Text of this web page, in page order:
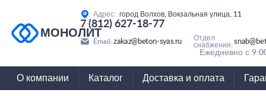
МОНОЛИТ
Адрес: город Волхов, Вокзальная улица, 11
7 (812) 627-18-77
Email: zakaz@beton-syas.ru
Отдел
снабжения:
Ежедневно с
О компании Каталог Доставка и оплата